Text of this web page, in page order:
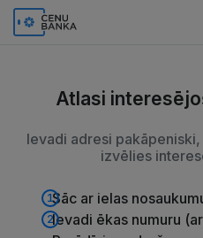
Atlasi
Ievadi adresi
izvēlies
1Sāc ar ielas
2Ievadi ēkas numuru